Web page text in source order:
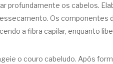
profundamente os cabelos.
Os componentes
a fibra capilar, enquanto
o couro cabeludo. Após